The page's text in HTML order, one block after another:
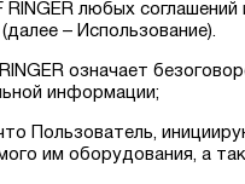
RINGER любых
– Использование).
означает
информации;
Пользователь,
им оборудования, а